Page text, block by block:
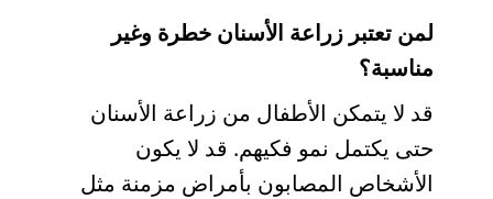
لمن تعتبر زراعة الأسنان خطرة وغير
مناسبة؟
قد لا يتمكن الأطفال من زراعة الأسنان
حتى يكتمل نمو فكيهم. قد لا يكون
الأشخاص المصابون بأمراض مزمنة مثل